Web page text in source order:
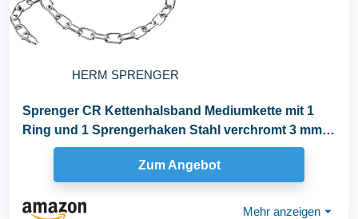
HERM SPRENGER
Sprenger CR Kettenhalsband Mediumkette mit 1
Ring und 1 Sprengerhaken Stahl verchromt 3 mm
Zum Angebot
Mehr anzeigen ⏷